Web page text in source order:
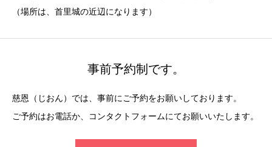
（場所は、首里城の近辺になります）
事前予約制です。
慈恩（じおん）では、事前にご予約をお願いしております。
ご予約はお電話か、コンタクトフォームにてお願いいたします。